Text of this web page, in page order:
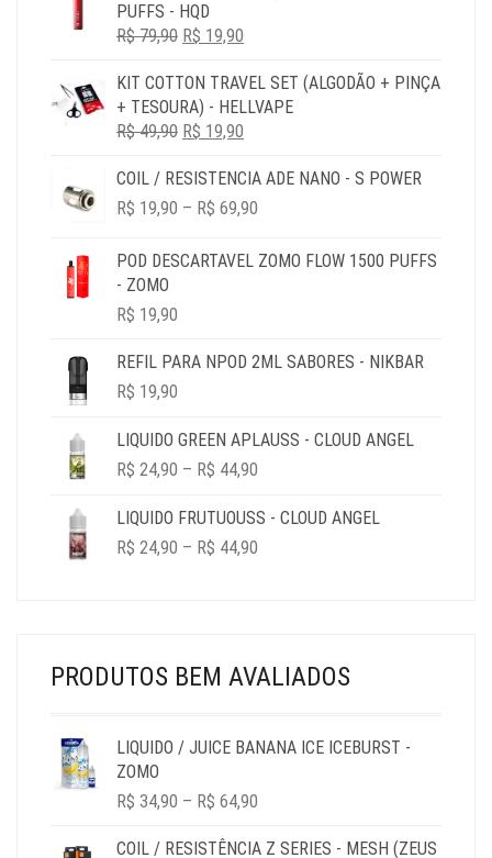
ERA:
R$ 79,90.
PUFFS - HQD
R$79,90 O
ORIGINAL
ERA:
R$ 79,90.
R$ 19,90
ATUAL
É:
KIT COTTON TRAVEL SET (ALGODÃO + PINÇA
+ TESOURA) - HELLVAPE
R$49,90 O
ORIGINAL
ERA:
R$ 19,90
ATUAL
É:
COIL / RESISTENCIA ADE NANO - S POWER
R$ 19,90 – R$ 69,90
R$ 19,90
POD DESCARTAVEL ZOMO FLOW 1500 PUFFS
- ZOMO
R$ 19,90
REFIL PARA NPOD 2ML SABORES - NIKBAR
R$ 19,90
LIQUIDO GREEN APLAUSS - CLOUD ANGEL
R$ 24,90 – R$ 44,90
R$ 24,90
LIQUIDO FRUTUOUSS - CLOUD ANGEL
R$ 24,90 – R$ 44,90
PRODUTOS BEM AVALIADOS
LIQUIDO / JUICE BANANA ICE ICEBURST -
ZOMO
R$ 34,90 – R$ 64,90
R$ 34,90
COIL / RESISTÊNCIA Z SERIES - MESH (ZEUS